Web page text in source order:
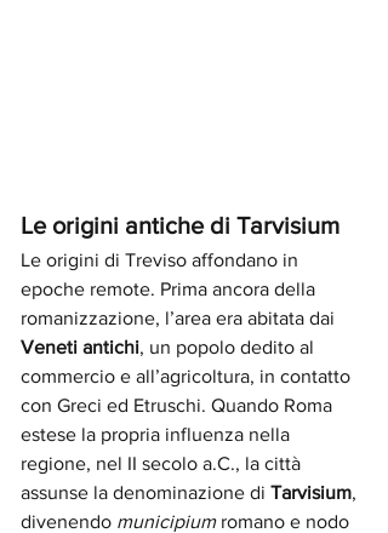
Le origini antiche di Tarvisium
Le origini di Treviso affondano in
epoche remote. Prima ancora della
romanizzazione, l’area era abitata dai
Veneti antichi, un popolo dedito al
commercio e all’agricoltura, in contatto
con Greci ed Etruschi. Quando Roma
estese la propria influenza nella
regione, nel II secolo a.C., la città
assunse la denominazione di Tarvisium,
divenendo municipium romano e nodo